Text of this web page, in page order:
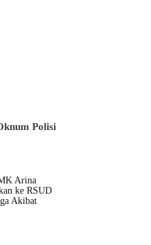
Polisi
Arina
ke RSUD
Akibat